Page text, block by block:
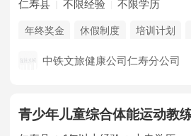
仁寿县 不限经验 不限学历
年终奖金 休假制度 培训计划
中铁文旅健康公司仁寿分公司